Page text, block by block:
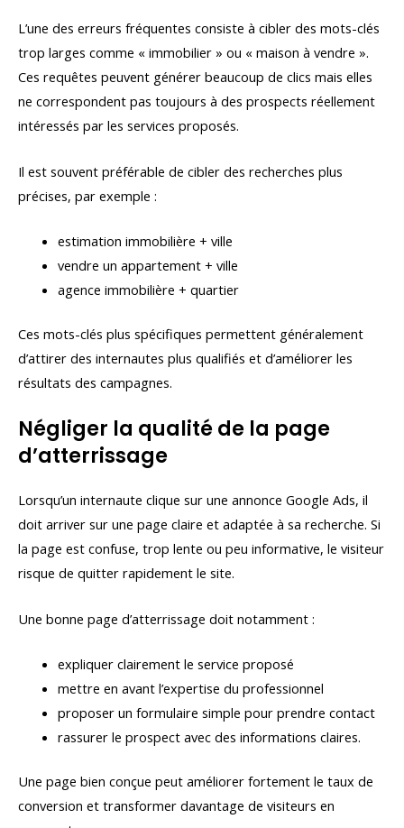
L’une des erreurs fréquentes consiste à cibler des mots-clés
trop larges comme « immobilier » ou « maison à vendre ».
Ces requêtes peuvent générer beaucoup de clics mais elles
ne correspondent pas toujours à des prospects réellement
intéressés par les services proposés.
Il est souvent préférable de cibler des recherches plus
précises, par exemple :
estimation immobilière + ville
vendre un appartement + ville
agence immobilière + quartier
Ces mots-clés plus spécifiques permettent généralement
d’attirer des internautes plus qualifiés et d’améliorer les
résultats des campagnes.
Négliger la qualité de la page
d’atterrissage
Lorsqu’un internaute clique sur une annonce Google Ads, il
doit arriver sur une page claire et adaptée à sa recherche. Si
la page est confuse, trop lente ou peu informative, le visiteur
risque de quitter rapidement le site.
Une bonne page d’atterrissage doit notamment :
expliquer clairement le service proposé
mettre en avant l’expertise du professionnel
proposer un formulaire simple pour prendre contact
rassurer le prospect avec des informations claires.
Une page bien conçue peut améliorer fortement le taux de
conversion et transformer davantage de visiteurs en